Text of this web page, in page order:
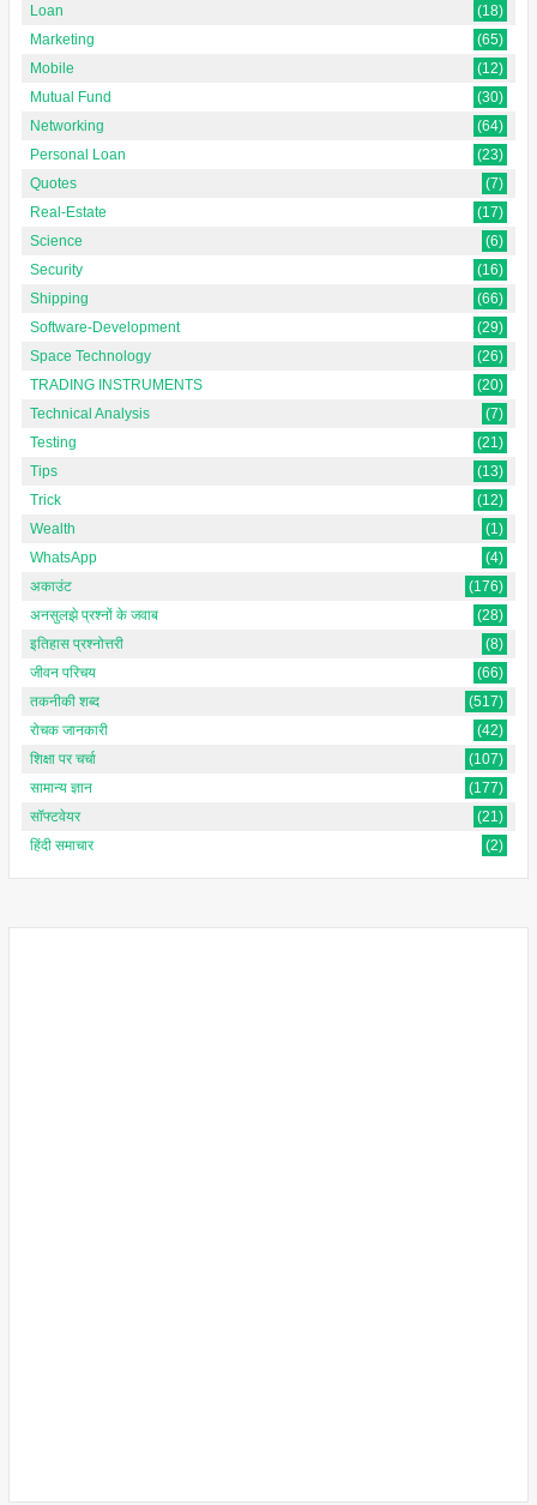
Loan
(18)
Marketing
(65)
Mobile
(12)
Mutual Fund
(30)
Networking
(64)
Personal Loan
(23)
Quotes
(7)
Real-Estate
(17)
Science
(6)
Security
(16)
Shipping
(66)
Software-Development
(29)
Space Technology
(26)
TRADING INSTRUMENTS
(20)
Technical Analysis
(7)
Testing
(21)
Tips
(13)
Trick
(12)
Wealth
(1)
WhatsApp
(4)
अकाउंट
(176)
अनसुलझे प्रश्नों के जवाब
(28)
इतिहास प्रश्नोत्तरी
(8)
जीवन परिचय
(66)
तकनीकी शब्द
(517)
रोचक जानकारी
(42)
शिक्षा पर चर्चा
(107)
सामान्य ज्ञान
(177)
सॉफ्टवेयर
(21)
हिंदी समाचार
(2)